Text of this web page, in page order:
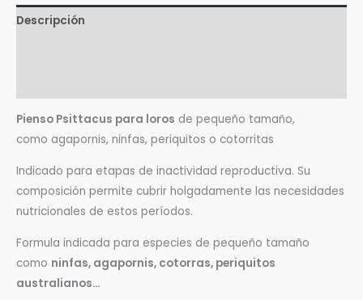
Descripción
Pienso Psittacus para loros de pequeño tamaño,
como agapornis, ninfas, periquitos o cotorritas
Indicado para etapas de inactividad reproductiva. Su
composición permite cubrir holgadamente las necesidades
nutricionales de estos períodos.
Formula indicada para especies de pequeño tamaño
como ninfas, agapornis, cotorras, periquitos
australianos…